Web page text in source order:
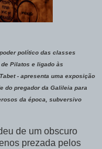
político das classes
Pilatos e ligado às
- apresenta uma exposição
do pregador da Galileia para
da época, subversivo
de um obscuro
prezada pelos